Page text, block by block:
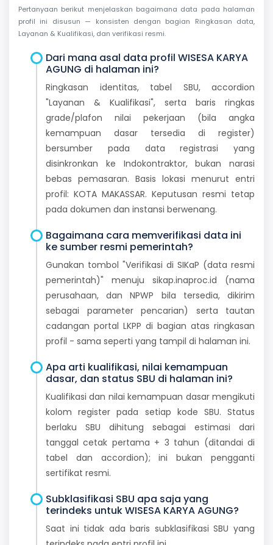
Pertanyaan berikut menjelaskan bagaimana data pada halaman
profil ini disusun — konsisten dengan bagian Ringkasan data,
Layanan & Kualifikasi, dan verifikasi resmi.
Dari mana asal data profil WISESA KARYA
AGUNG di halaman ini?
Ringkasan identitas, tabel SBU, accordion
"Layanan & Kualifikasi", serta baris ringkas
grade/plafon nilai pekerjaan (bila angka
kemampuan dasar tersedia di register)
bersumber pada data registrasi yang
disinkronkan ke Indokontraktor, bukan narasi
bebas pemasaran. Basis lokasi menurut entri
profil: KOTA MAKASSAR. Keputusan resmi tetap
pada dokumen dan instansi berwenang.
Bagaimana cara memverifikasi data ini
ke sumber resmi pemerintah?
Gunakan tombol "Verifikasi di SIKaP (data resmi
pemerintah)" menuju sikap.inaproc.id (nama
perusahaan, dan NPWP bila tersedia, dikirim
sebagai parameter pencarian) serta tautan
cadangan portal LKPP di bagian atas ringkasan
profil - sama seperti yang tampil di halaman ini.
Apa arti kualifikasi, nilai kemampuan
dasar, dan status SBU di halaman ini?
Kualifikasi dan nilai kemampuan dasar mengikuti
kolom register pada setiap kode SBU. Status
berlaku SBU dihitung sebagai estimasi dari
tanggal cetak pertama + 3 tahun (ditandai di
tabel dan accordion); ini bukan pengganti
sertifikat resmi.
Subklasifikasi SBU apa saja yang
terindeks untuk WISESA KARYA AGUNG?
Saat ini tidak ada baris subklasifikasi SBU yang